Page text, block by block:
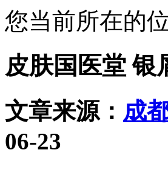
您当前所在的
皮肤国医堂 银
文章来源： 成
06-23